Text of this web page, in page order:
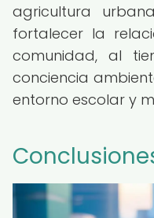
agricultura
fortalecer la
comunidad, al
conciencia
entorno escolar y